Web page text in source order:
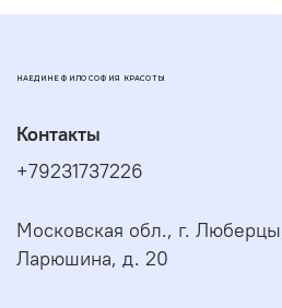
НАЕДИНЕ ФИЛОСОФИЯ КРАСОТЫ
Контакты
+79231737226
Московская обл., г.
Ларюшина, д. 20